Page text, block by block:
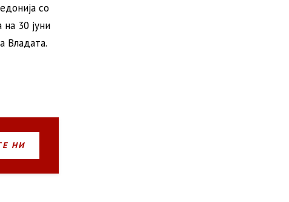
со
30 јуни
Владата.
НИ